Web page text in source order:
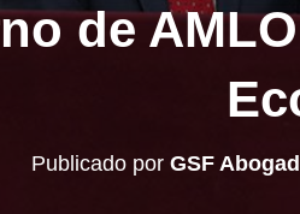
de
Publicado por GSF